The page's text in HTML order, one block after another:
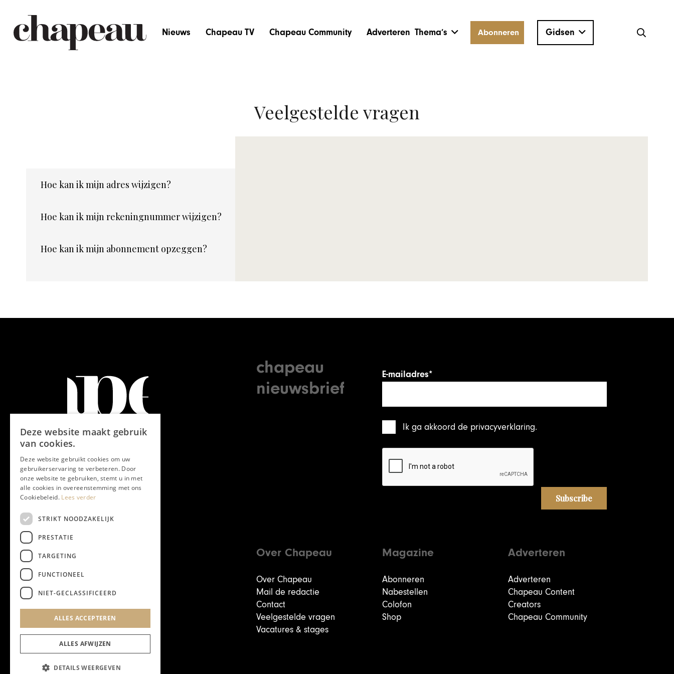
Nieuws Chapeau TV Chapeau Community Adverteren Thema’s Abonneren Gidsen
Veelgestelde vragen
Hoe kan ik mijn adres wijzigen?
Hoe kan ik mijn rekeningnummer wijzigen?
Hoe kan ik mijn abonnement opzeggen?
chapeau
nieuwsbrief
E-mailadres*
Ik ga akkoord de privacyverklaring.
Over Chapeau
Over Chapeau
Mail de redactie
Contact
Veelgestelde vragen
Vacatures & stages
Magazine
Abonneren
Nabestellen
Colofon
Shop
Adverteren
Adverteren
Chapeau Content
Creators
Chapeau Community
Deze website maakt gebruik
van cookies.
Deze website gebruikt cookies om uw
gebruikerservaring te verbeteren. Door
onze website te gebruiken, stemt u in met
alle cookies in overeenstemming met ons
Cookiebeleid. Lees verder
STRIKT NOODZAKELIJK
PRESTATIE
TARGETING
FUNCTIONEEL
NIET-GECLASSIFICEERD
ALLES ACCEPTEREN
ALLES AFWIJZEN
DETAILS WEERGEVEN